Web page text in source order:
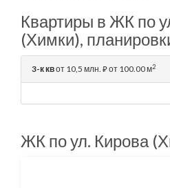
Квартиры в ЖК по
(Химки),
3-к квот 10,5 млн. ⃏от 100.00 м2
ЖК по ул. Кирова